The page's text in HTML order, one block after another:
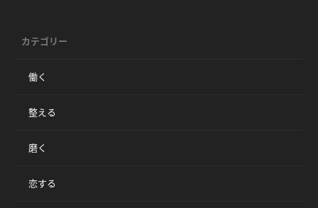
カテゴリー
働く
整える
磨く
恋する